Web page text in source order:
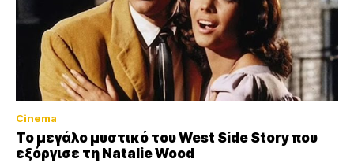
Cinema
Το μεγάλο μυστικό του West Side Story που
εξόργισε τη Natalie Wood